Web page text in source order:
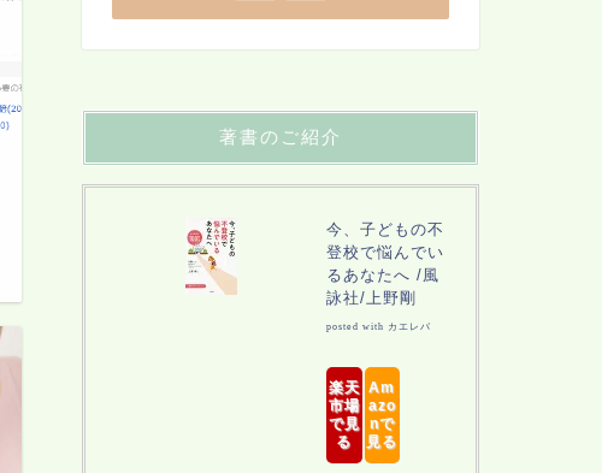
著書のご紹介
今、子どもの不
登校で悩んでい
るあなたへ /風
詠社/上野剛
posted with カエレバ
楽天
市場
で見
る
Am
azo
nで
見る